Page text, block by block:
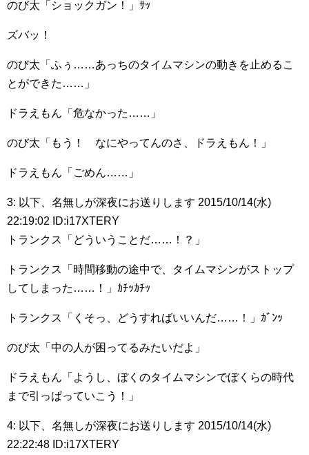
のび太「ショックガン！」ｻｯ
ズバッ！
のび太「ふぅ……あっちのタイムマシンの動きを止めるこ
とができた……」
ドラえもん「危なかった……」
のび太「もう！ なにやってんのさ、ドラえもん！」
ドラえもん「ごめん……」
3: 以下、名無しが深夜にお送りします 2015/10/14(水)
22:19:02 ID:i17XTERY
トランクス「どういうことだ……！？」
トランクス「時間移動の途中で、タイムマシンがストップ
してしまった……！」ｶﾁｯｶﾁｯ
トランクス「くそっ、どうすればいいんだ……！」ｶﾞﾝｯ
のび太「中の人が困ってるみたいだよ」
ドラえもん「ようし、ぼくのタイムマシンでぼくらの時代
まで引っぱっていこう！」
4: 以下、名無しが深夜にお送りします 2015/10/14(水)
22:22:48 ID:i17XTERY